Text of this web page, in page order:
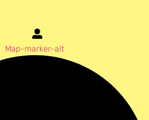
Map-marker-alt